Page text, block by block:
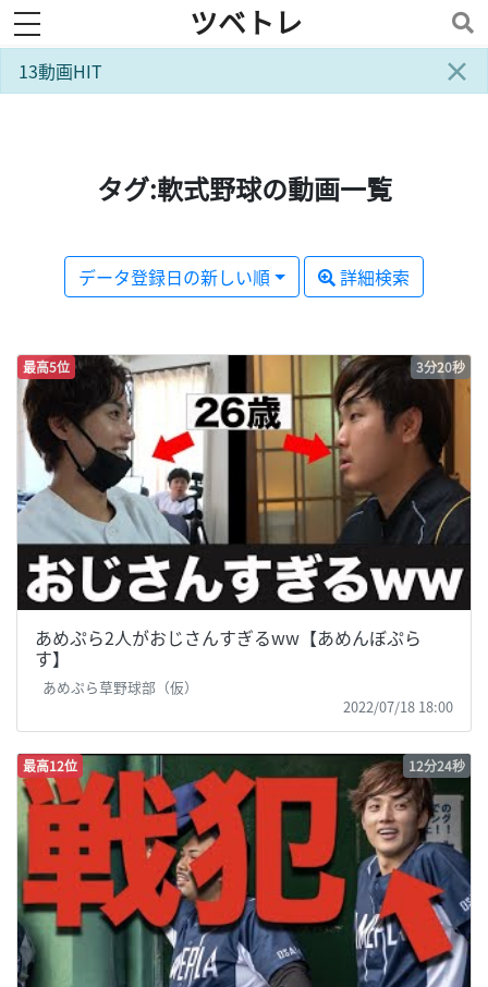
toggle navigation ツベトレ
×
13動画HIT
タグ:軟式野球の動画一覧
データ登録日の新しい順 詳細検索
最高5位 3分20秒
あめぷら2人がおじさんすぎるww【あめんぼぷら
す】
あめぷら草野球部（仮）
2022/07/18 18:00
最高12位 12分24秒